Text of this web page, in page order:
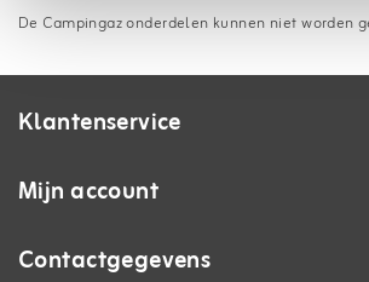
De Campingaz onderdelen kunnen niet worden
Klantenservice
Mijn account
Contactgegevens